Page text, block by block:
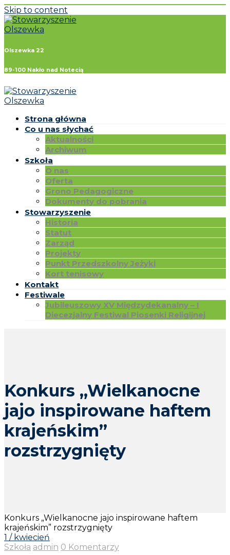
Skip to content
Olszewka 22
89-100 Nakło nad Notecią
Strona główna
Co u nas słychać
Aktualności
Archiwum
Szkoła
O nas
Oferta
Grono Pedagogiczne
Dokumenty do pobrania
Stowarzyszenie
Historia
Statut
Zarząd
Projekty
Punkt Przedszkolny Jeżyki
Kort tenisowy
Kontakt
Festiwale
Jubileuszowy XV Międzydekanalny – I
Diecezjalny Festiwal Piosenki Religijnej
Konkurs „Wielkanocne
jajo inspirowane haftem
krajeńskim”
rozstrzygnięty
Konkurs „Wielkanocne jajo inspirowane haftem
krajeńskim” rozstrzygnięty
1 / kwiecień
Szkoła admin 0 Komentarzy